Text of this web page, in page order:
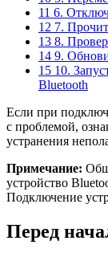
11 6.
12 7.
13 8.
14 9.
15 10.
Bluetooth
Если при
с проблемой,
устранения
Примечание:
устройство
Подключение
Перед